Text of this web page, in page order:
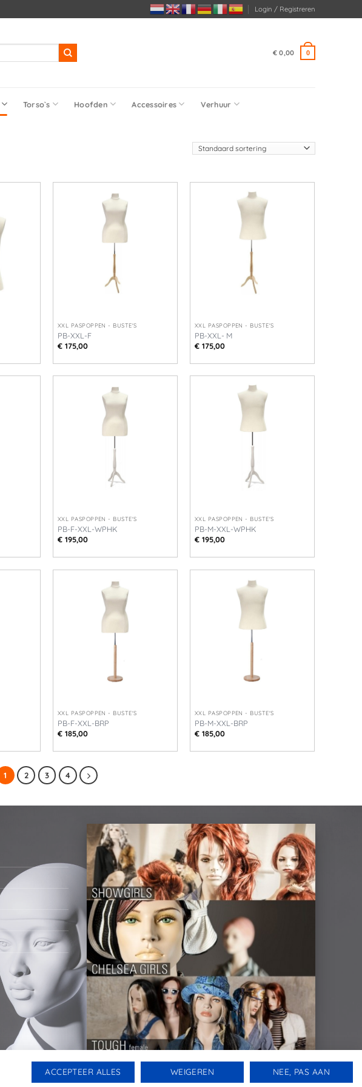
Login / Registreren
€ 0,00 0
Torso`s Hoofden Accessoires Verhuur
XXL PASPOPPEN - BUSTE'S
PB-XXL-F
€175,00
XXL PASPOPPEN - BUSTE'S
PB-XXL- M
€175,00
XXL PASPOPPEN - BUSTE'S
PB-F-XXL-WPHK
€195,00
XXL PASPOPPEN - BUSTE'S
PB-M-XXL-WPHK
€195,00
XXL PASPOPPEN - BUSTE'S
PB-F-XXL-BRP
€185,00
XXL PASPOPPEN - BUSTE'S
PB-M-XXL-BRP
€185,00
1 2 3 4
ACCEPTEER ALLES WEIGEREN NEE, PAS AAN